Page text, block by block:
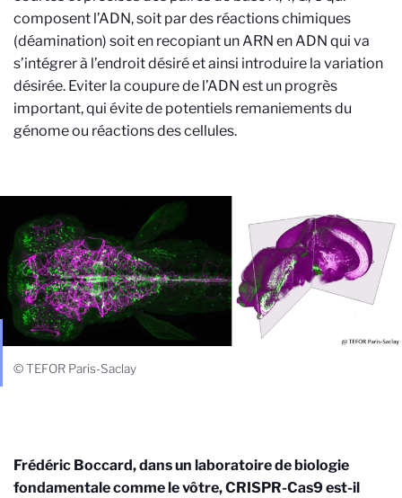
composent l’ADN, soit par des réactions chimiques
(déamination) soit en recopiant un ARN en ADN qui va
s’intégrer à l’endroit désiré et ainsi introduire la variation
désirée. Eviter la coupure de l’ADN est un progrès
important, qui évite de potentiels remaniements du
génome ou réactions des cellules.
© TEFOR Paris-Saclay
Frédéric Boccard, dans un laboratoire de biologie
fondamentale comme le vôtre,CRISPR-Cas9est-il